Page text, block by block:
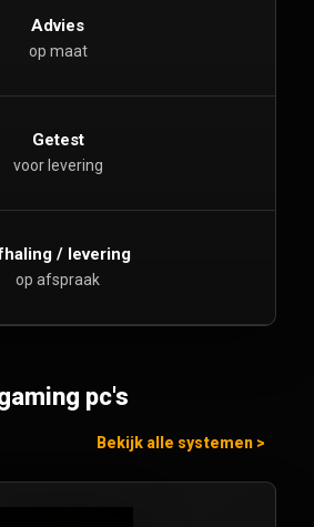
Advies
op maat
Getest
voor levering
/ levering
op afspraak
pc's
Bekijk alle systemen >